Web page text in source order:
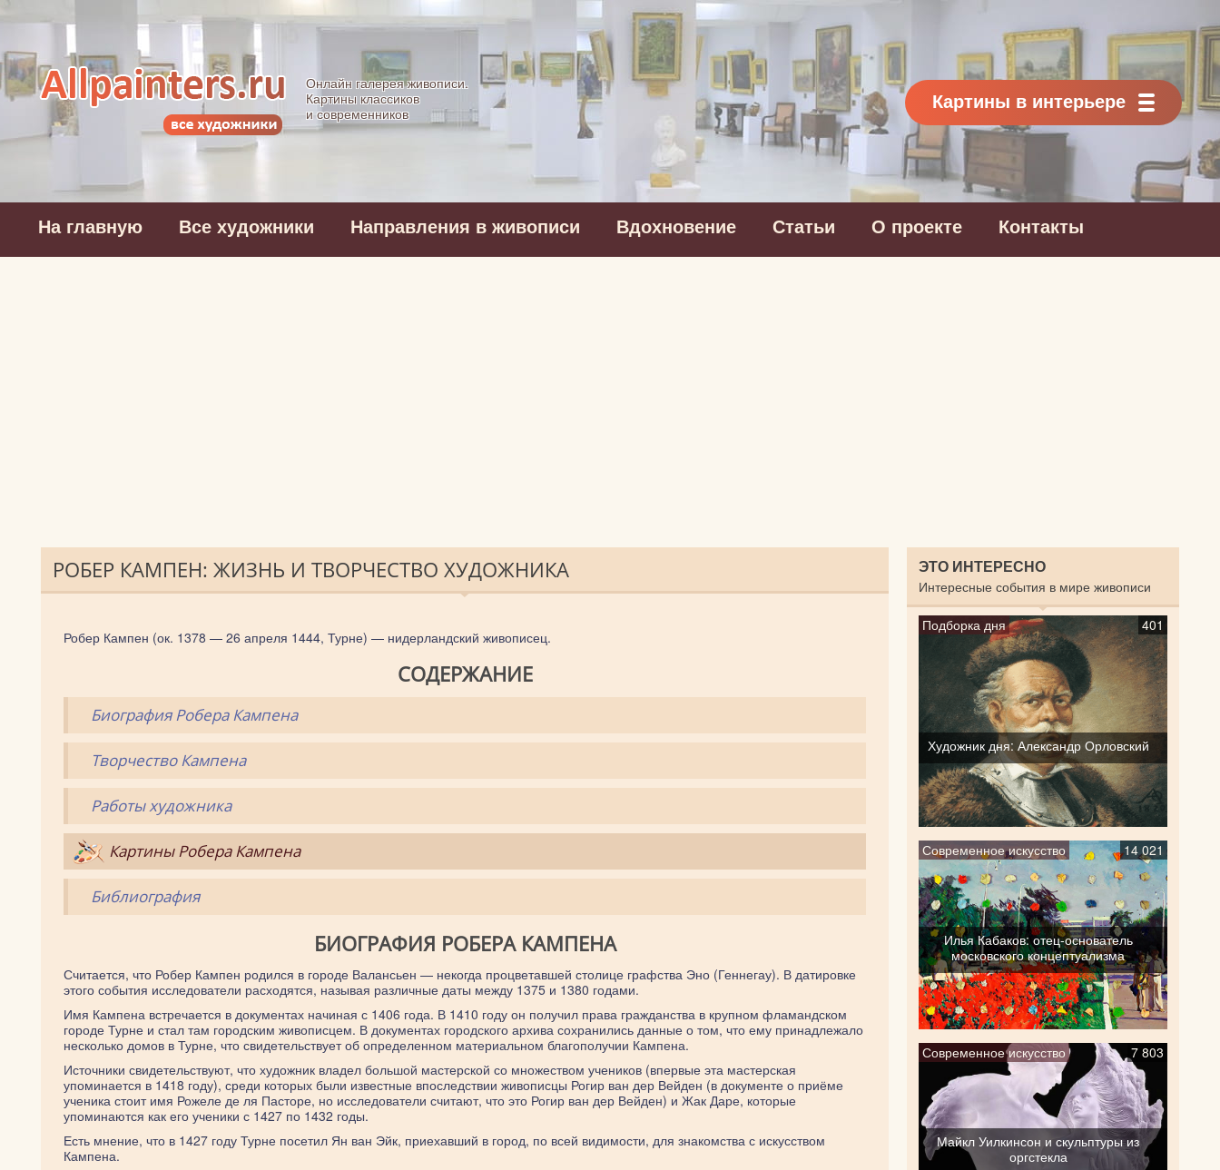
Allpainters.ru - картинная галерея
Онлайн галерея живописи.
Картины классиков
и современников
Картины в интерьере
На главную Все художники Направления в живописи Вдохновение Статьи О проекте Контакты
РОБЕР КАМПЕН: ЖИЗНЬ И ТВОРЧЕСТВО ХУДОЖНИКА
Робер Кампен (ок. 1378 — 26 апреля 1444, Турне) — нидерландский живописец.
СОДЕРЖАНИЕ
Биография Робера Кампена
Творчество Кампена
Работы художника
Картины Робера Кампена
Библиография
БИОГРАФИЯ РОБЕРА КАМПЕНА
Считается, что Робер Кампен родился в городе Валансьен — некогда процветавшей столице графства Эно (Геннегау). В датировке
этого события исследователи расходятся, называя различные даты между 1375 и 1380 годами.
Имя Кампена встречается в документах начиная с 1406 года. В 1410 году он получил права гражданства в крупном фламандском
городе Турне и стал там городским живописцем. В документах городского архива сохранились данные о том, что ему принадлежало
несколько домов в Турне, что свидетельствует об определенном материальном благополучии Кампена.
Источники свидетельствуют, что художник владел большой мастерской со множеством учеников (впервые эта мастерская
упоминается в 1418 году), среди которых были известные впоследствии живописцы Рогир ван дер Вейден (в документе о приёме
ученика стоит имя Рожеле де ля Пасторе, но исследователи считают, что это Рогир ван дер Вейден) и Жак Даре, которые
упоминаются как его ученики с 1427 по 1432 годы.
Есть мнение, что в 1427 году Турне посетил Ян ван Эйк, приехавший в город, по всей видимости, для знакомства с искусством
Кампена.
ЭТО ИНТЕРЕСНО
Интересные события в мире живописи
Подборка дня 401
Художник дня: Александр Орловский
Современное искусство 14 021
Илья Кабаков: отец-основатель
московского концептуализма
Современное искусство 7 803
Майкл Уилкинсон и скульптуры из
оргстекла